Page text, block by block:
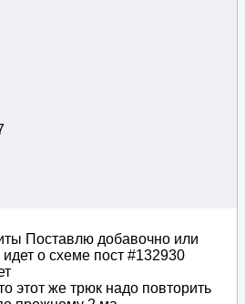
Поставлю добавочно или
о схеме пост #132930
этот же трюк надо повторить